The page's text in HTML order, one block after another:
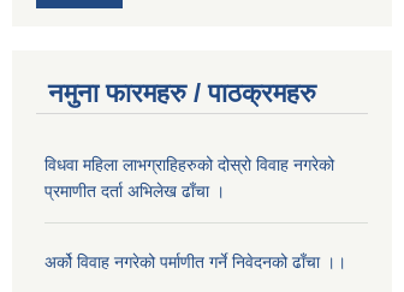
नमुना फारमहरु / पाठक्रमहरु
विधवा महिला लाभग्राहिहरुको दोस्रो विवाह नगरेको
प्रमाणीत दर्ता अभिलेख ढाँचा ।
अर्को विवाह नगरेको पर्माणीत गर्ने निवेदनको ढाँचा ।।